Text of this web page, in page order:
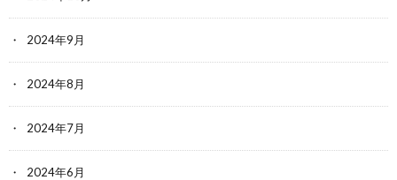
2024年9月
2024年8月
2024年7月
2024年6月